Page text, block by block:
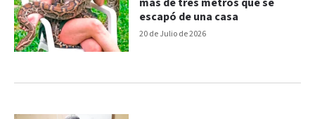
20 de Julio de 2026
más de tres metros que se
escapó de una casa